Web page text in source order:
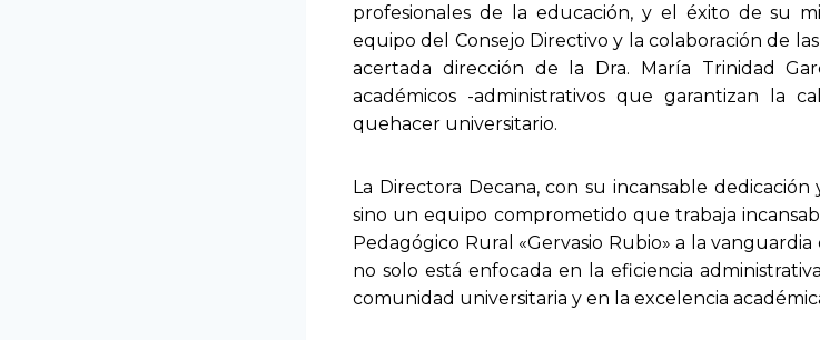
profesionales de la educación, y el éxito de su
equipo del Consejo Directivo y la colaboración de
acertada dirección de la Dra. María Trinidad
académicos -administrativos que garantizan la
quehacer universitario.
La Directora Decana, con su incansable
sino un equipo comprometido que trabaja
Pedagógico Rural «Gervasio Rubio» a la
no solo está enfocada en la eficiencia
comunidad universitaria y en la excelencia